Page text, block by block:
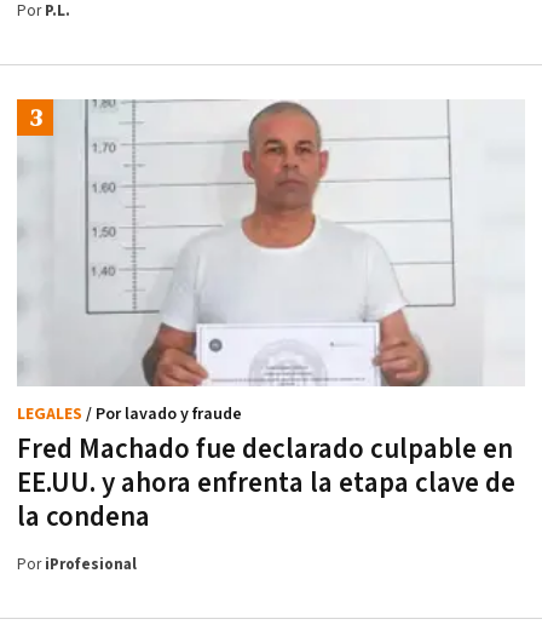
PorP.L.
Fred Machado fue declarado culpable en
EE.UU. y ahora enfrenta la etapa clave de
la condena
LEGALES / Por lavado y fraude
PoriProfesional